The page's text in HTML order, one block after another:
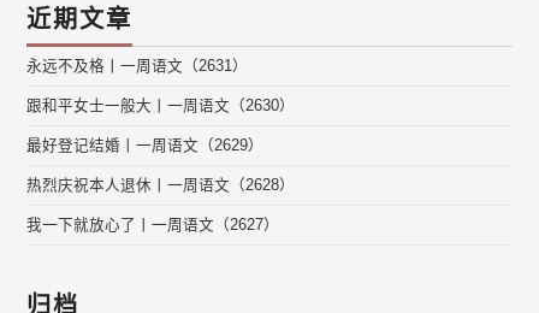
近期文章
永远不及格丨一周语文（2631）
跟和平女士一般大丨一周语文（2630）
最好登记结婚丨一周语文（2629）
热烈庆祝本人退休丨一周语文（2628）
我一下就放心了丨一周语文（2627）
归档